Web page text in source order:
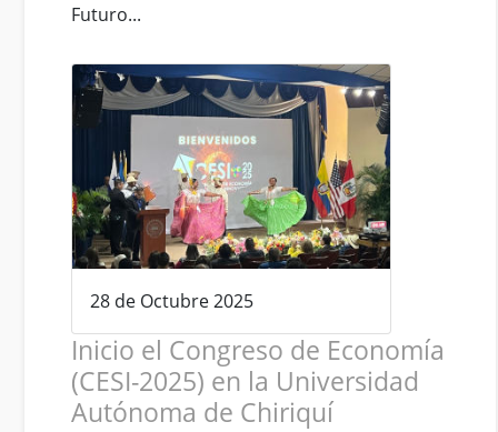
Futuro...
28 de Octubre 2025
Inicio el Congreso de Economía
(CESI-2025) en la Universidad
Autónoma de Chiriquí